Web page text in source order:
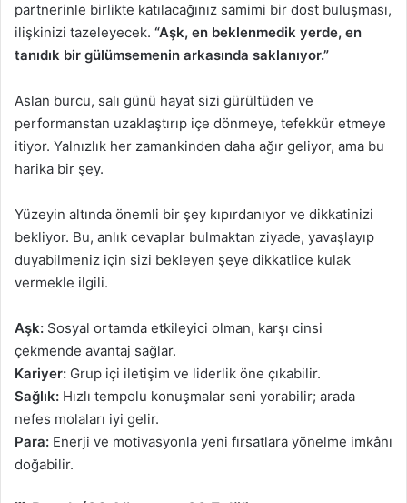
partnerinle birlikte katılacağınız samimi bir dost buluşması,
ilişkinizi tazeleyecek. “Aşk, en beklenmedik yerde, en
tanıdık bir gülümsemenin arkasında saklanıyor.”
Aslan burcu, salı günü hayat sizi gürültüden ve
performanstan uzaklaştırıp içe dönmeye, tefekkür etmeye
itiyor. Yalnızlık her zamankinden daha ağır geliyor, ama bu
harika bir şey.
Yüzeyin altında önemli bir şey kıpırdanıyor ve dikkatinizi
bekliyor. Bu, anlık cevaplar bulmaktan ziyade, yavaşlayıp
duyabilmeniz için sizi bekleyen şeye dikkatlice kulak
vermekle ilgili.
Aşk: Sosyal ortamda etkileyici olman, karşı cinsi
çekmende avantaj sağlar.
Kariyer: Grup içi iletişim ve liderlik öne çıkabilir.
Sağlık: Hızlı tempolu konuşmalar seni yorabilir; arada
nefes molaları iyi gelir.
Para: Enerji ve motivasyonla yeni fırsatlara yönelme imkânı
doğabilir.